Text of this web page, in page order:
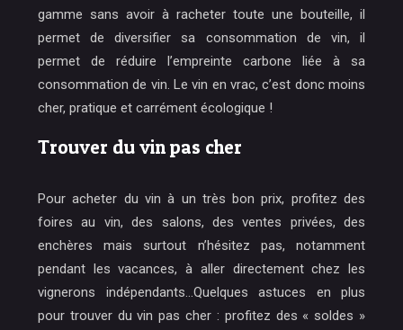
gamme sans avoir à racheter toute une bouteille, il
permet de diversifier sa consommation de vin, il
permet de réduire l’empreinte carbone liée à sa
consommation de vin. Le vin en vrac, c’est donc moins
cher, pratique et carrément écologique !
Trouver du vin pas cher
Pour acheter du vin à un très bon prix, profitez des
foires au vin, des salons, des ventes privées, des
enchères mais surtout n’hésitez pas, notamment
pendant les vacances, à aller directement chez les
vignerons indépendants…Quelques astuces en plus
pour trouver du vin pas cher : profitez des « soldes »